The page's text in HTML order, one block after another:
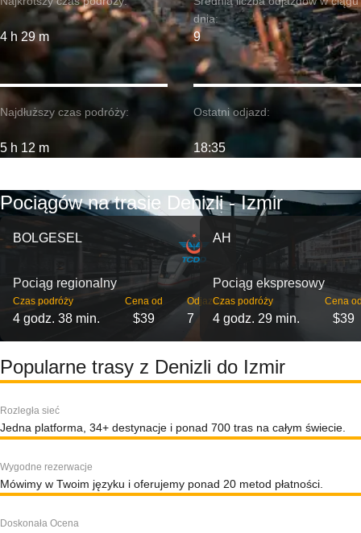
4 h 29 m
Najdłuższy czas podróży:
5 h 12 m
dnia:
9
Ostatni odjazd:
18:35
Pociągów na trasie Denizli - Izmir
BOLGESEL
Pociąg regionalny
Czas podróży
4 godz. 38 min.
Cena od
$39
Odjazdy
7
AH
Pociąg ekspresowy
Czas podróży
4 godz. 29 min.
Cena
$39
Popularne trasy z Denizli do Izmir
Rozległa sieć
Jedna platforma, 34+ destynacje i ponad 700 tras na całym świecie.
Wygodne rezerwacje
Mówimy w Twoim języku i oferujemy ponad 20 metod płatności.
Doskonała Ocena